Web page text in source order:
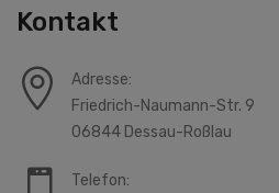
Kontakt
Adresse:
Friedrich-Naumann-Str. 9
06844 Dessau-Roßlau
Telefon: